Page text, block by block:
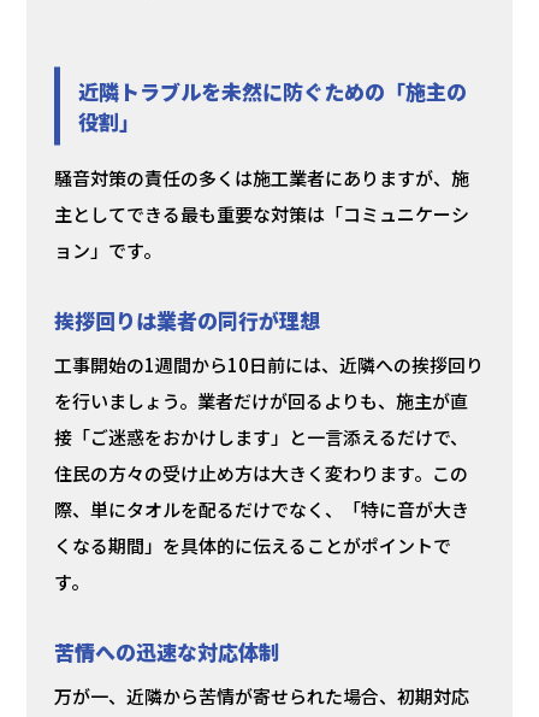
近隣トラブルを未然に防ぐための「施主の
役割」
騒音対策の責任の多くは施工業者にありますが、施
主としてできる最も重要な対策は「コミュニケーシ
ョン」です。
挨拶回りは業者の同行が理想
工事開始の1週間から10日前には、近隣への挨拶回り
を行いましょう。業者だけが回るよりも、施主が直
接「ご迷惑をおかけします」と一言添えるだけで、
住民の方々の受け止め方は大きく変わります。この
際、単にタオルを配るだけでなく、「特に音が大き
くなる期間」を具体的に伝えることがポイントで
す。
苦情への迅速な対応体制
万が一、近隣から苦情が寄せられた場合、初期対応